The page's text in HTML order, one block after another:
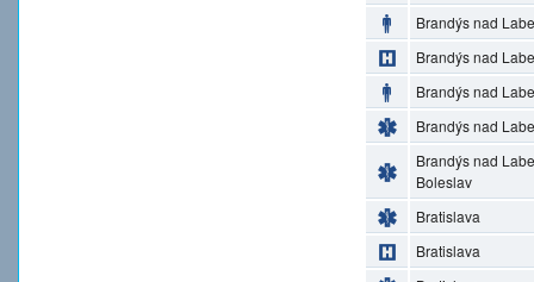
Brandýs nad
Brandýs nad
Brandýs nad
Brandýs nad
Brandýs nad
Boleslav
Bratislava
Bratislava